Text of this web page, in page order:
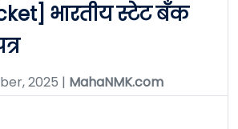
भारतीय स्टेट बँक
2025 | MahaNMK.com